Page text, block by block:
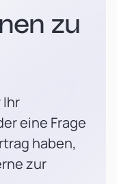
zu
Ihr
eine Frage
haben,
zur